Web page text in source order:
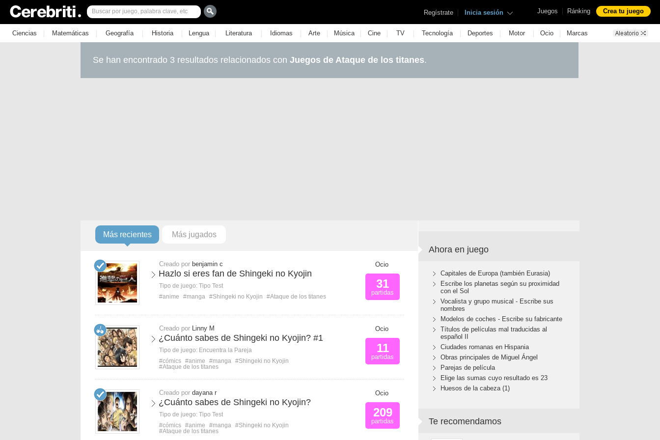
Juegos | Ránking Crea tu juego
Regístrate | Inicia sesión
Ciencias | Matemáticas | Geografía | Historia | Lengua | Literatura | Idiomas | Arte | Música | Cine | TV | Tecnología | Deportes | Motor | Ocio | Marcas
Se han encontrado 3 resultados relacionados con Juegos de Ataque de los titanes.
Más recientes Más jugados
Creado por benjamin c
Hazlo si eres fan de Shingeki no Kyojin
Tipo de juego: Tipo Test
#anime
#manga #Shingeki no Kyojin #Ataque de los titanes
Ocio
31
partidas
Creado por Linny M
¿Cuánto sabes de Shingeki no Kyojin? #1
Tipo de juego: Encuentra la Pareja
#cómics #anime #manga #Shingeki no Kyojin
#Ataque de los titanes
Ocio
11
partidas
Creado por dayana r
¿Cuánto sabes de Shingeki no Kyojin?
Tipo de juego: Tipo Test
#cómics #anime #manga #Shingeki no Kyojin
#Ataque de los titanes
Ocio
209
partidas
Ahora en juego
Capitales de Europa (también Eurasia)
Escribe los planetas según su proximidad
con el Sol
Vocalista y grupo musical - Escribe sus
nombres
Modelos de coches - Escribe su fabricante
Títulos de películas mal traducidas al
español II
Ciudades romanas en Hispania
Obras principales de Miguel Ángel
Parejas de película
Elige las sumas cuyo resultado es 23
Huesos de la cabeza (1)
Te recomendamos